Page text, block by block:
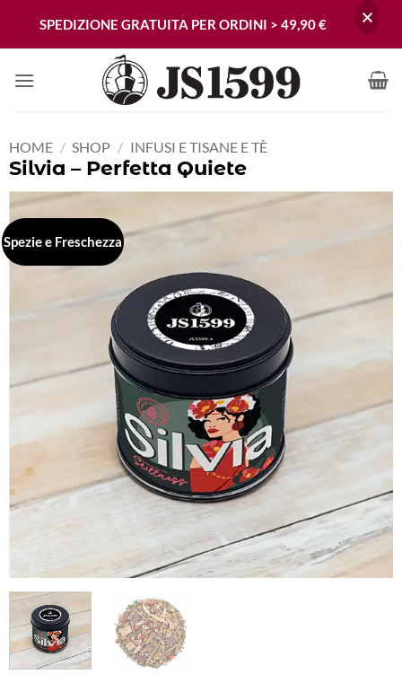
HOME / SHOP / INFUSI E TISANE E TÈ
Silvia – Perfetta Quiete
Spezie e Freschezza
SPEDIZIONE GRATUITA PER ORDINI > 49,90 €